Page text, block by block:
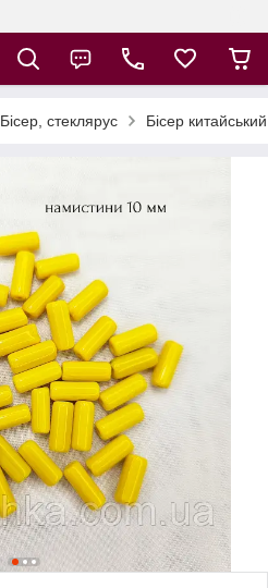
Бісер, стеклярус Бісер